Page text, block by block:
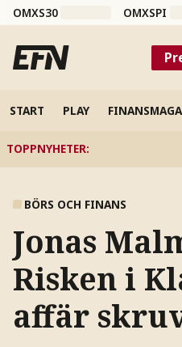
OMXS30 OMXSPI
START PLAY
TOPPNYHETER:
BÖRS OCH FINANS
Jonas
Risken i
affär